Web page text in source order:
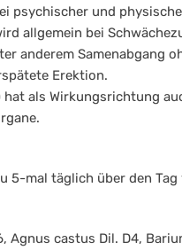
psychischer und
allgemein bei
anderem Samenabgang
Erektion.
als Wirkungsrichtung
5-mal täglich über den
Agnus castus Dil. D4,